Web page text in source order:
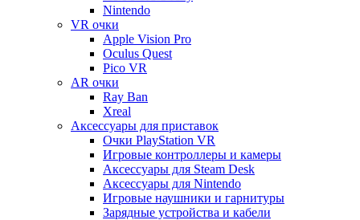
Nintendo
VR очки
Apple Vision Pro
Oculus Quest
Pico VR
AR очки
Ray Ban
Xreal
Аксессуары для приставок
Очки PlayStation VR
Игровые контроллеры и камеры
Аксессуары для Steam Desk
Аксессуары для Nintendo
Игровые наушники и гарнитуры
Зарядные устройства и кабели